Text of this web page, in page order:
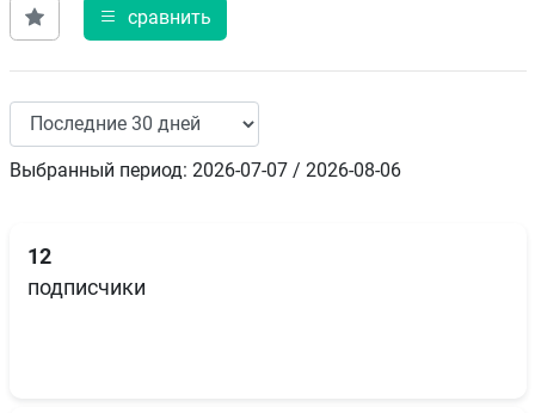
сравнить
Выбранный период: 2026-07-07 / 2026-08-06
12
подписчики